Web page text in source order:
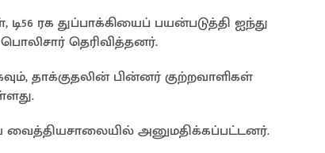
ரக துப்பாக்கியைப் பயன்படுத்தி ஐந்து
தெரிவித்தனர்.
தாக்குதலின் பின்னர் குற்றவாளிகள்
அனுமதிக்கப்பட்டனர்.